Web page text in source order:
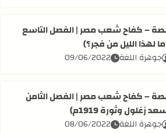
قصة – كفاح شعب مصر | الفصل التاسع (أما
– كفاح شعب مصر | الفصل التاسع
لهذا الليل من فجر؟)
جوهرة اللغة 09/06/2022
قصة – كفاح شعب مصر | الفصل الثامن (سعد زغلول
– كفاح شعب مصر | الفصل الثامن
زغلول وثورة 1919م)
جوهرة اللغة 08/06/2022